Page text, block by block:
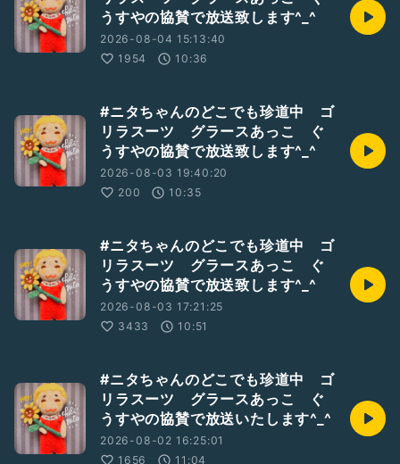
うすやの協賛で放送致します^_^
2026-08-04 15:13:40
1954
10:36
#ニタちゃんのどこでも珍道中 ゴ
リラスーツ グラースあっこ ぐ
うすやの協賛で放送致します^_^
2026-08-03 19:40:20
200
10:35
#ニタちゃんのどこでも珍道中 ゴ
リラスーツ グラースあっこ ぐ
うすやの協賛で放送致します^_^
2026-08-03 17:21:25
3433
10:51
#ニタちゃんのどこでも珍道中 ゴ
リラスーツ グラースあっこ ぐ
うすやの協賛で放送いたします^_^
2026-08-02 16:25:01
1656
11:04